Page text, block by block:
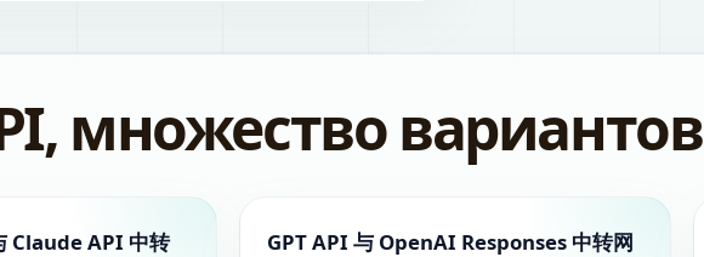
множество вариантов
Claude API 中转
GPT API 与 OpenAI Responses 中转网